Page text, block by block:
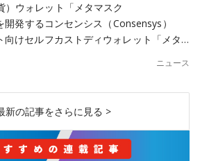
）ウォレット「メタマスク
開発するコンセンシス（Consensys）
向けセルフカストディウォレット「メタ…
ニュース
新の記事をさらに見る >